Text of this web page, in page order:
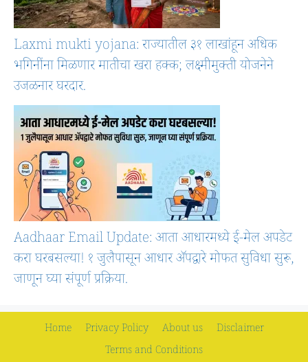
Laxmi mukti yojana: राज्यातील ३१ लाखांहून अधिक
भगिनींना मिळणार मातीचा खरा हक्क; लक्ष्मीमुक्ती योजनेने
उजळनार घरदार.
Aadhaar Email Update: आता आधारमध्ये ई-मेल अपडेट
करा घरबसल्या! १ जुलैपासून आधार ॲपद्वारे मोफत सुविधा सुरू,
जाणून घ्या संपूर्ण प्रक्रिया.
Home Privacy Policy About us
Disclaimer
Terms and Conditions